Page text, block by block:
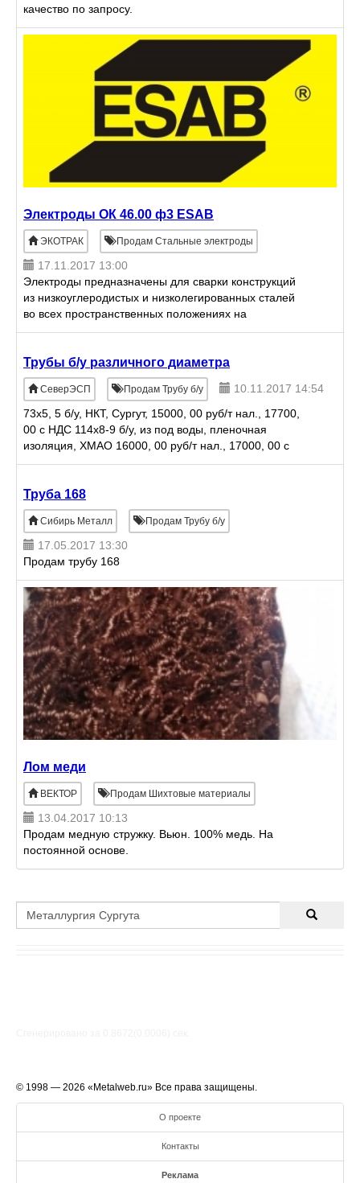
качество по запросу.
Электроды ОК 46.00 ф3 ESAB
ЭКОТРАК Продам Стальные электроды
17.11.2017 13:00
Электроды предназначены для сварки конструкций
из низкоуглеродистых и низколегированных сталей
во всех пространственных положениях на
постоянном токе обратной полярности и
Трубы б/у различного диаметра
СеверЭСП Продам Трубу б/у
10.11.2017 14:54
73х5, 5 б/у, НКТ, Сургут, 15000, 00 руб/т нал., 17700,
00 с НДС 114х8-9 б/у, из под воды, пленочная
изоляция, ХМАО 16000, 00 руб/т нал., 17000, 00 с
НДС 168х14-15 б/у, цт, из под воды, пленочная изоля
Труба 168
Сибирь Металл Продам Трубу б/у
17.05.2017 13:30
Продам трубу 168
Лом меди
ВЕКТОР Продам Шихтовые материалы
13.04.2017 10:13
Продам медную стружку. Вьюн. 100% медь. На
постоянной основе.
© 1998 — 2026 «Metalweb.ru» Все права защищены.
О проекте
Контакты
Реклама